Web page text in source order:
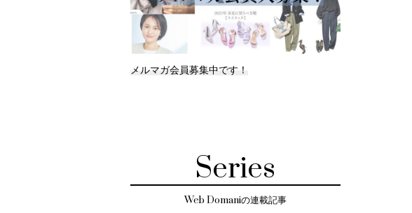
メルマガ会員募集中です！
Series
Web Domaniの連載記事